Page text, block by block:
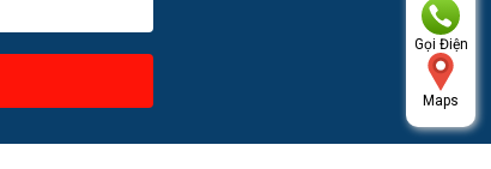
Gọi Điện
Maps